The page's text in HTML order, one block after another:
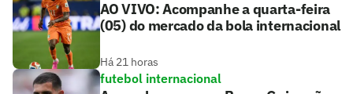
AO VIVO: Acompanhe a quarta-feira
(05) do mercado da bola internacional
Há 21 horas
futebol internacional